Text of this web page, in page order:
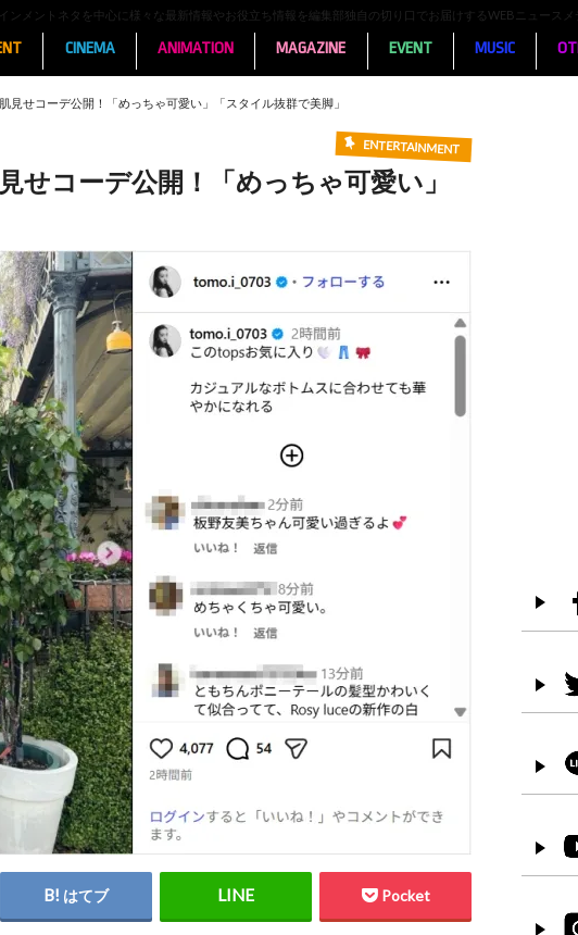
ンメントネタを中心に様々な最新情報やお役立ち情報を編集部独自の切り口でお届けするWEBニュースメ
CINEMA ANIMATION MAGAZINE EVENT MUSIC
見せコーデ公開！「めっちゃ可愛い」「スタイル抜群で美脚」
ENTERTAINMENT
せコーデ公開！「めっちゃ可愛い」
はてブ Pocket